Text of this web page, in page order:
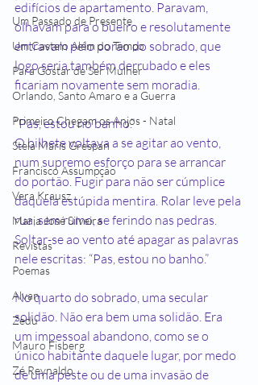
Um Passado de Presente
Um Castelo Além do Tempo
Para Gostar de Ser Mulher
Orlando, Santo Amaro e a Guerra
Primeiro Chegam os Anjos - Natal
Stela Maris Grespan
Francisco Assumpção
Vera Krausz
Maria José Silveira
Revistas
Poemas
Alvan
Zedu
Mauro Fisberg
Zé Reynaldo
edifícios de apartamento. Paravam,
olhavam para o bueiro e resolutamente
entravam pelo porão do sobrado, que
logo seria também derrubado e eles
ficariam novamente sem moradia.
“Pas, estou no banho.”
O bilhete voltava a se agitar ao vento,
num supremo esforço para se arrancar
do portão. Fugir para não ser cúmplice
daquela estúpida mentira. Rolar leve pela
rua, sem rumo, se ferindo nas pedras.
Soltar-se ao vento até apagar as palavras
nele escritas: “Pas, estou no banho.”
No quarto do sobrado, uma secular
solidão. Não era bem uma solidão. Era
um impessoal abandono, como se o
único habitante daquele lugar, por medo
de uma peste ou de uma invasão de